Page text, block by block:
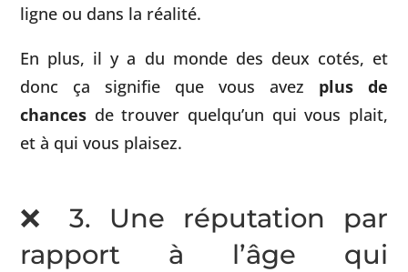
ligne ou dans la réalité.
En plus, il y a du monde des deux cotés, et
donc ça signifie que vous avez plus de
chances de trouver quelqu’un qui vous plait,
et à qui vous plaisez.
❌ 3. Une réputation par
rapport à l’âge qui